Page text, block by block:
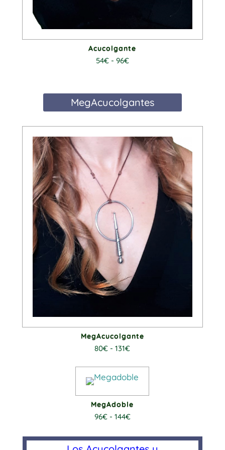
Acucolgante
54€ - 96€Rango
precios:
desde
54€
hasta
96€
MegAcucolgantes
MegAcucolgante
80€ - 131€Rango
de
precios:
desde
80€
MegAdoble
96€ - 144€Rango